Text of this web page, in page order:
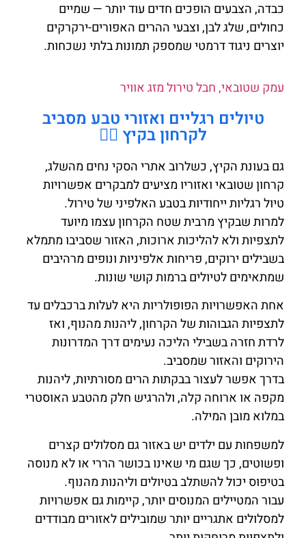
כבדה, הצבעים הופכים חדים עוד יותר — שמיים
כחולים, שלג לבן, וצבעי ההרים האפורים-ירקרקים
יוצרים ניגוד דרמטי שמספק תמונות בלתי נשכחות.
עמק שטובאי, חבל טירול מזג אוויר
טיולים רגליים ואזורי טבע מסביב
לקרחון בקיץ 🚶‍♂️
גם בעונת הקיץ, כשלרוב אתרי הסקי נחים מהשלג,
קרחון שטובאי ואזוריו מציעים למבקרים אפשרויות
טיול רגליות ייחודיות בטבע האלפיני של טירול.
למרות שבקיץ מרבית שטח הקרחון עצמו מיועד
לתצפיות ולא להליכות ארוכות, האזור שסביבו מתמלא
בשבילים ירוקים, פריחות אלפיניות ונופים מרהיבים
שמתאימים לטיולים ברמות קושי שונות.
אחת האפשרויות הפופולריות היא לעלות ברכבלים עד
לתצפיות הגבוהות של הקרחון, ליהנות מהנוף, ואז
לרדת חזרה בשבילי הליכה נעימים דרך המדרונות
הירוקים והאזור שמסביב.
בדרך אפשר לעצור בבקתות הרים מסורתיות, ליהנות
מקפה או ארוחה קלה, ולהרגיש חלק מהטבע האוסטרי
במלוא מובן המילה.
למשפחות עם ילדים יש באזור גם מסלולים קצרים
ופשוטים, כך שגם מי שאינו בכושר הררי או לא מנוסה
בטיפוס יכול להשתלב בטיולים וליהנות מהנוף.
עבור המטיילים המנוסים יותר, קיימות גם אפשרויות
למסלולים אתגריים יותר שמובילים לאזורים מבודדים